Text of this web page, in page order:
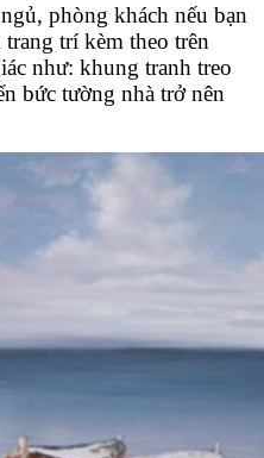
phòng khách nếu bạn
trí kèm theo trên
như: khung tranh treo
bức tường nhà trở nên